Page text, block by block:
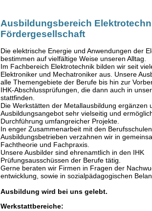
Ausbildungsbereich
Fördergesellschaft
Die elektrische Energie und Anwendungen der
bestimmen auf vielfältige Weise unseren Alltag.
Im Fachbereich Elektrotechnik bilden wir seit
Elektroniker und Mechatroniker aus. Unsere
alle Themengebiete der Berufe bis hin zur
IHK-Abschlussprüfungen, die dann auch in
stattfinden.
Die Werkstätten der Metallausbildung ergänzen
Ausbildungsangebot sehr vielseitig und
Durchführung umfangreicher Projekte.
In enger Zusammenarbeit mit den
Ausbildungsbetrieben verzahnen wir in
Fachtheorie und Fachpraxis.
Unsere Ausbilder sind ehrenamtlich in den IHK
Prüfungsausschüssen der Berufe tätig.
Gerne beraten wir Firmen in Fragen der
entwicklung, sowie in sozialpädagogischen
Ausbildung wird bei uns gelebt.
Werkstattbereiche: